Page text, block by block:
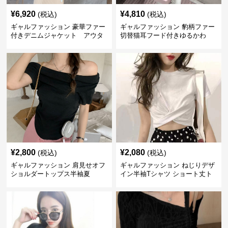
¥6,920 (税込)
ギャルファッション 豪華ファー
付きデニムジャケット アウタ
¥4,810 (税込)
ギャルファッション 豹柄ファー
切替猫耳フード付きゆるかわ
¥2,800 (税込)
ギャルファッション 肩見せオフ
ショルダートップス半袖夏
¥2,080 (税込)
ギャルファッション ねじりデザ
イン半袖Tシャツ ショート丈ト